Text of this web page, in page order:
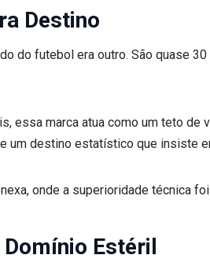
Destino
do futebol era outro. São quase
marca atua como um teto
um destino estatístico que insiste
onde a superioridade técnica
Estéril